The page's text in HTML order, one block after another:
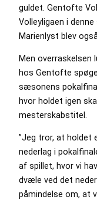
guldet. Gentofte
Volleyligaen i
Marienlyst blev
Men overraskelsen
hos Gentofte
sæsonens
hvor holdet igen
mesterskabstitel.
”Jeg tror, at holdet
nederlag i
af spillet, hvor vi
dvæle ved det
påmindelse om, at